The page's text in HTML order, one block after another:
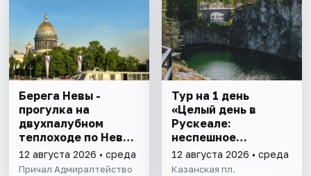
Берега Невы -
прогулка на
двухпалубном
теплоходе по Неве
с подходом к
Финскому заливу
12 августа 2026 • среда
Причал Адмиралтейство
Тур на 1 день
«Целый день в
Рускеале:
неспешное
путешествие по
мраморному чуду»
12 августа 2026 • среда
Казанская пл.